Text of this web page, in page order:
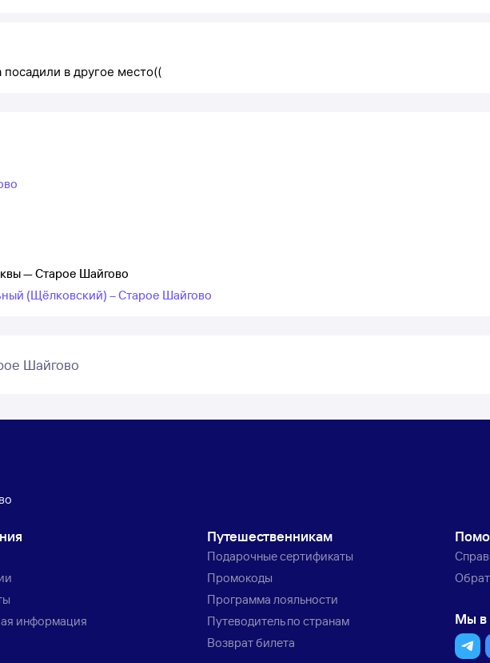
в другое место((
— Старое Шайгово
(Щёлковский) – Старое Шайгово
Шайгово
информация
Путешественникам
Подарочные сертификаты
Промокоды
Программа лояльности
Путеводитель по странам
Возврат билета
Мы в